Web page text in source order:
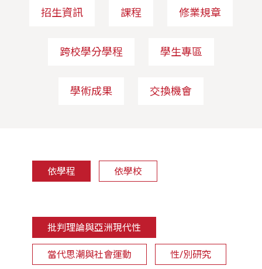
招生資訊 課程 修業規章
跨校學分學程 學生專區
學術成果 交換機會
依學程 依學校
批判理論與亞洲現代性
當代思潮與社會運動 性/別研究